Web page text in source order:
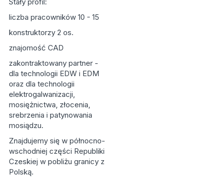
liczba pracowników 10 - 15
konstruktorzy 2 os.
znajomość CAD
zakontraktowany partner -
dla technologii EDW i EDM
oraz dla technologii
elektrogalwanizacji,
mosiężnictwa, złocenia,
srebrzenia i patynowania
mosiądzu.
Znajdujemy się w północno-
wschodniej części Republiki
Czeskiej w pobliżu granicy z
Polską.